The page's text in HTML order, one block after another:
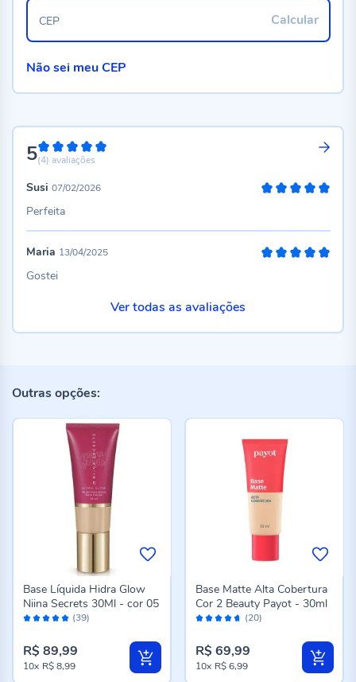
5100%
(4) avaliações
Susi 07/02/2026
Perfeita
Maria 13/04/2025
Gostei
Ver todas as avaliações
Calcular
CEP
Não sei meu CEP
Outras opções:
Avaliação: (39)
Base Líquida Hidra Glow
Niina Secrets 30Ml - cor 05
R$ 89,99
10x R$ 8,99
Avaliação: (20)
Base Matte Alta Cobertura
Cor 2 Beauty Payot - 30ml
R$ 69,99
10x R$ 6,99